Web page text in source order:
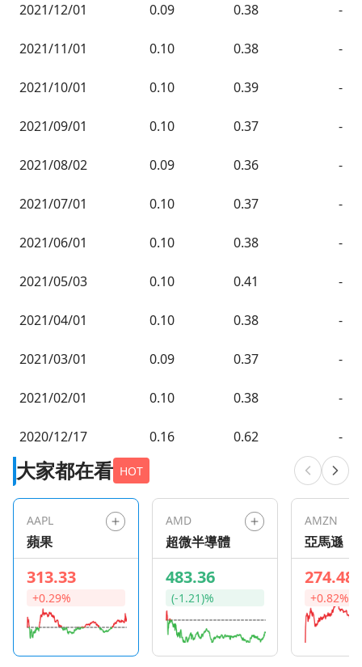
2021/12/01 0.09 0.38 -
2021/11/01 0.10 0.38 -
2021/10/01 0.10 0.39 -
2021/09/01 0.10 0.37 -
2021/08/02 0.09 0.36 -
2021/07/01 0.10 0.37 -
2021/06/01 0.10 0.38 -
2021/05/03 0.10 0.41 -
2021/04/01 0.10 0.38 -
2021/03/01 0.09 0.37 -
2021/02/01 0.10 0.38 -
2020/12/17 0.16 0.62 -
大家都在看 HOT
AAPL
蘋果
313.33
+0.29%
AMD
超微半導體
483.36
(-1.21)%
AMZN
亞馬遜
274.48
+0.82%